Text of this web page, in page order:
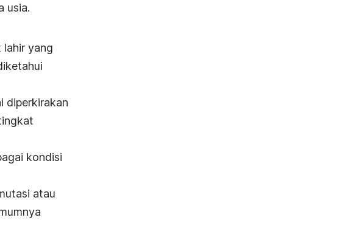
usia.
lahir yang
diperkirakan
kondisi
atau